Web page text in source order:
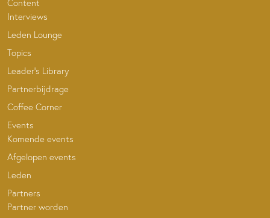
Content
Interviews
Leden Lounge
Topics
Leader’s Library
Partnerbijdrage
Coffee Corner
Events
Komende events
Afgelopen events
Leden
Partners
Partner worden